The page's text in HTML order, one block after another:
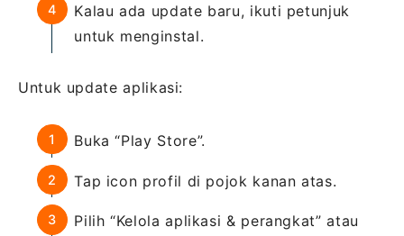
Kalau ada update baru, ikuti petunjuk
untuk menginstal.
Untuk update aplikasi:
Buka “Play Store”.
Tap icon profil di pojok kanan atas.
Pilih “Kelola aplikasi & perangkat” atau